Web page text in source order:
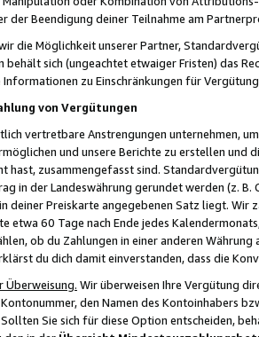
der Beendigung deiner Teilnahme am
die Möglichkeit unserer Partner,
behält sich (ungeachtet etwaiger Fristen) das
zu Einschränkungen für
von Vergütungen
vertretbare Anstrengungen unternehmen,
und unsere Berichte zu erstellen und
hast, zusammengefasst sind.
in der Landeswährung gerundet werden (z.
deiner Preiskarte angegebenen Satz liegt.
etwa 60 Tage nach Ende jedes
ob du Zahlungen in einer anderen
du dich damit einverstanden, dass die
Überweisung. Wir überweisen Ihre Vergütung
den Namen des Kontoinhabers
Sie sich für diese Option entscheiden,